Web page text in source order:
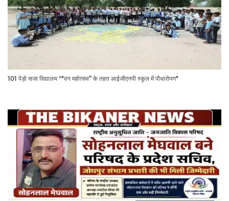
101 पेड़ो सजा विद्यालय "*वन महोत्सव” के तहत आईजीएनपी स्कूल में पौधारोपण*